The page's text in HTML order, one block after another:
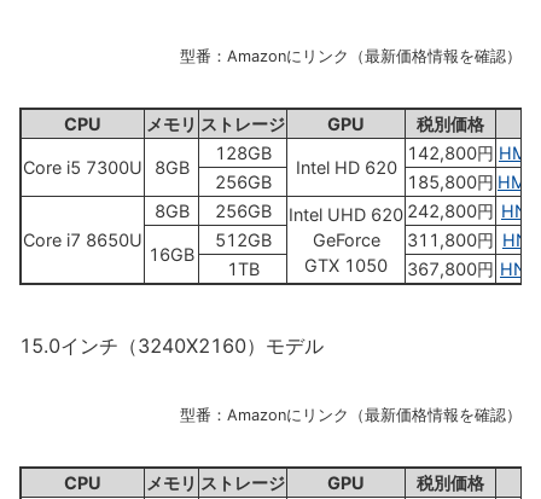
型番：Amazonにリンク（最新価格情報を確認）
CPU メモリ ストレージ GPU 税別価格
Core i5 7300U 8GB
128GB
Intel HD 620
142,800円
256GB
185,800円
Core i7 8650U
8GB 256GB
Intel UHD 620
GeForce
GTX 1050
242,800円
16GB
512GB 311,800円
1TB
367,800円
15.0インチ（3240X2160）モデル
型番：Amazonにリンク（最新価格情報を確認）
CPU メモリ ストレージ GPU 税別価格